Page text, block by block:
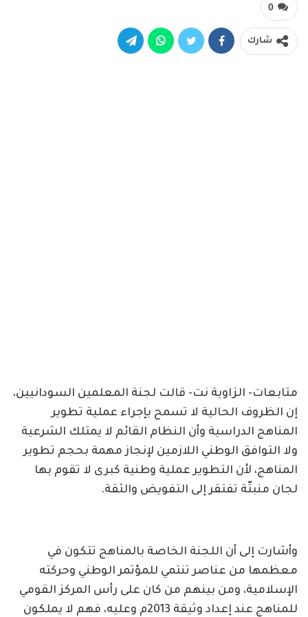
0
شارك
متابعات- الزاوية نت- قالت لجنة المعلمين السودانيين،
إن الظروف الحالية لا تسمح بإجراء عملية تطوير
المناهج الدراسية وأن النظام القائم لا يمتلك الشرعية
ولا التوافق الوطني اللازمين لإنجاز مهمة بحجم تطوير
المناهج، لأن التطوير عملية وطنية كبرى لا تقوم بها
لجان منبتّة تفتقر إلى التفويض والثقة.
وأشارت إلى أن اللجنة الخاصة بالمناهج تتكون في
معظمها من عناصر تنتمي للمؤتمر الوطني وحركته
الإسلامية، ومن بينهم من كان على رأس المركز القومي
للمناهج عند إعداد وثيقة 2013م وعليه، فهم لا يملكون